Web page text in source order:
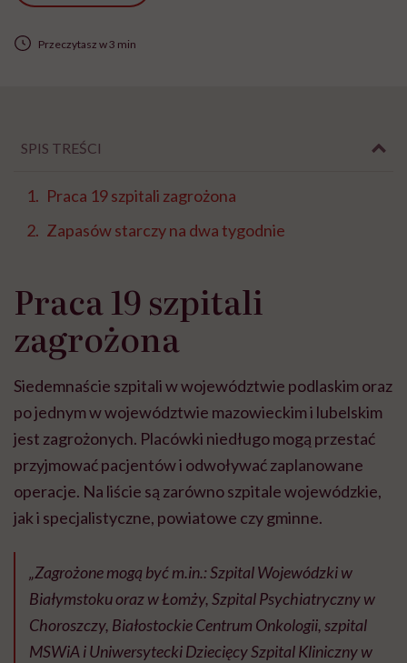
Przeczytasz w 3 min
SPIS TREŚCI
Praca 19 szpitali zagrożona
Zapasów starczy na dwa tygodnie
Praca 19 szpitali
zagrożona
Siedemnaście szpitali w województwie podlaskim oraz
po jednym w województwie mazowieckim i lubelskim
jest zagrożonych. Placówki niedługo mogą przestać
przyjmować pacjentów i odwoływać zaplanowane
operacje. Na liście są zarówno szpitale wojewódzkie,
jak i specjalistyczne, powiatowe czy gminne.
„Zagrożone mogą być m.in.: Szpital Wojewódzki w
Białymstoku oraz w Łomży, Szpital Psychiatryczny w
Choroszczy, Białostockie Centrum Onkologii, szpital
MSWiA i Uniwersytecki Dziecięcy Szpital Kliniczny w